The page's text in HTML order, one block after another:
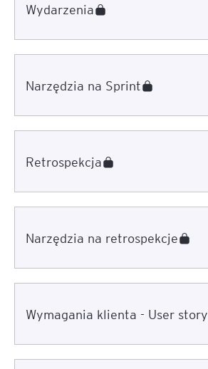
Wydarzenia
Narzędzia na Sprint
Retrospekcja
Narzędzia na retrospekcje
Wymagania klienta - User story